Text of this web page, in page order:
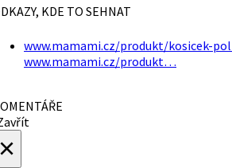
KDE TO SEHNAT
www.mamami.cz/produkt/kosicek-
www.mamami.cz/produkt…